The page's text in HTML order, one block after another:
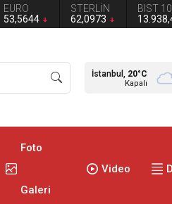
EURO
53,5644
STERLİN
62,0973
BIST
İstanbul, 20°C
Kapalı
Foto
Galeri
Video